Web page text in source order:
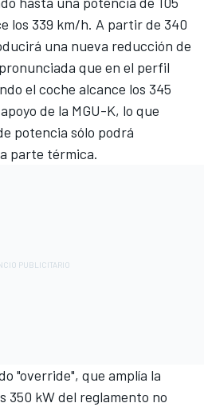
los 339 km/h. A partir de 340
una nueva reducción de
que en el perfil
el coche alcance los 345
de la MGU-K, lo que
potencia sólo podrá
parte térmica.
"override", que amplía la
350 kW del reglamento no